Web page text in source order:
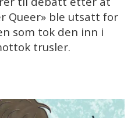
Queer» ble utsatt for
som tok den inn i
trusler.